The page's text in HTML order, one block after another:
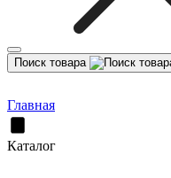
Поиск товара
Главная
Каталог